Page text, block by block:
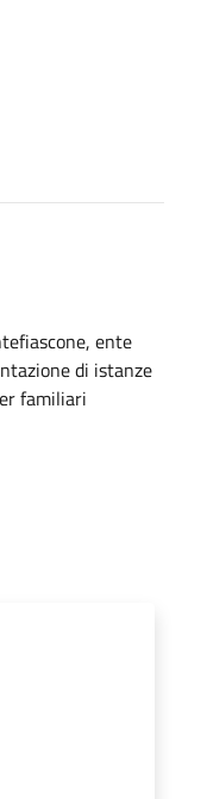
ente
di istanze
familiari